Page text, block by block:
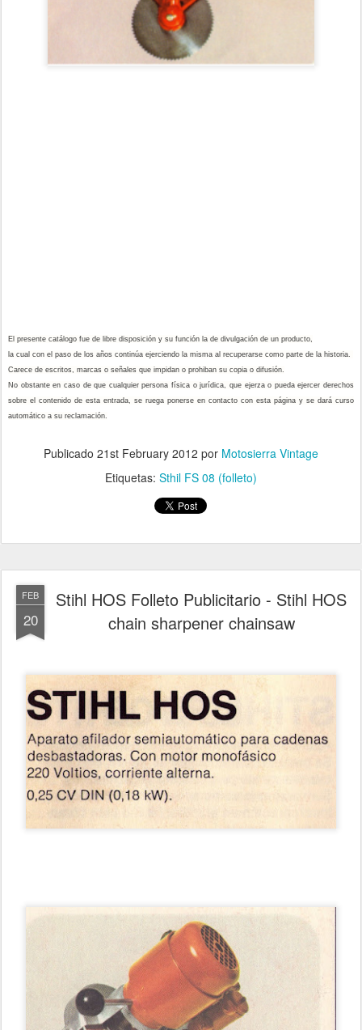
El presente catálogo fue de libre disposición y su función la de divulgación de un producto,
la cual con el paso de los años continúa ejerciendo la misma al recuperarse como parte de la historia.
Carece de escritos, marcas o señales que impidan o prohiban su copia o difusión.
No obstante en caso de que cualquier persona física o jurídica, que ejerza o pueda ejercer derechos
sobre el contenido de esta entrada, se ruega ponerse en contacto con esta página y se dará curso
automático a su reclamación.
Publicado 21st February 2012 por Motosierra Vintage
Etiquetas: Sthil FS 08 (folleto)
FEB
20
Stihl HOS Folleto Publicitario - Stihl HOS
chain sharpener chainsaw